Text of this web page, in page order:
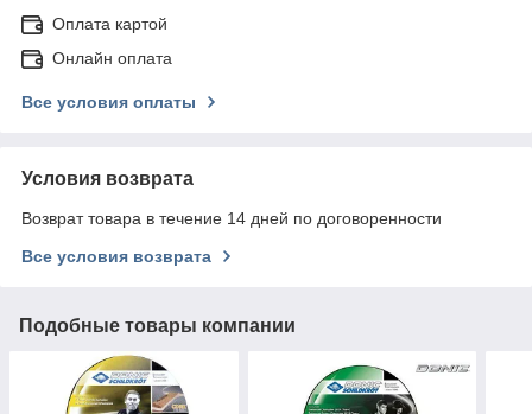
Оплата картой
Онлайн оплата
Все условия оплаты
Условия возврата
Возврат товара в течение 14 дней по договоренности
Все условия возврата
Подобные товары компании